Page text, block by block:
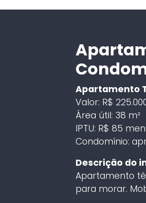
Apartamento
Valor: R$
Área útil: 38 m²
IPTU: R$ 85
Condomínio:
Descrição do
Apartamento
para morar.